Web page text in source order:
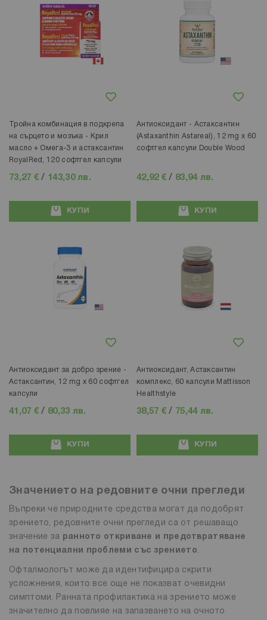
Тройна комбинация в подкрепа
на сърцето и мозъка - Крил
масло + Омeга-3 и астаксантин
RoyalRed, 120 софтгел капсули
73,27 € / 143,30 лв.
КУПИ
Антиоксидант - Астаксантин
(Astaxanthin Astareal), 12 mg х 60
софтгел капсули Double Wood
42,92 € / 83,94 лв.
КУПИ
Антиоксидант за добро зрение -
Астаксантин, 12 mg х 60 софтгел
капсули
41,07 € / 80,33 лв.
КУПИ
Антиоксидант, Астаксантин
комплекс, 60 капсули Mattisson
Healthstyle
38,57 € / 75,44 лв.
КУПИ
Значението на редовните очни прегледи
Въпреки че природните средства могат да подобрят
зрението, редовните очни прегледи са от решаващо
значение за ранното откриване и предотвратяване
на потенциални проблеми със зрението.
Офталмологът може да идентифицира скрити
усложнения, които все още не показват очевидни
симптоми. Ранната профилактика на зрението може
значително да повлияе на запазването на очното